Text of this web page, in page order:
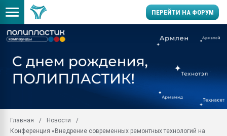
ПЕРЕЙТИ НА ФОРУМ
умельцы изготовили
Продажа готового
производство SPC
29.07.2026 ФРП помог
Главная
Новости
Конференция «Внедрение современных ремонтных технологий на